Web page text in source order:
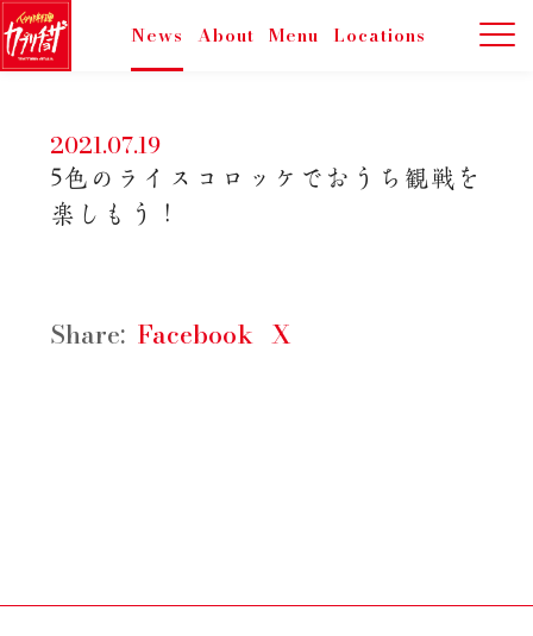
News About Menu Locations
2021.07.19
5色のライスコロッケでおうち観戦を
楽しもう！
Share: Facebook X